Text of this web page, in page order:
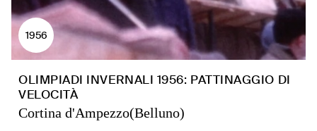
1956
OLIMPIADI INVERNALI 1956: PATTINAGGIO DI
VELOCITÀ
Cortina d'Ampezzo(Belluno)